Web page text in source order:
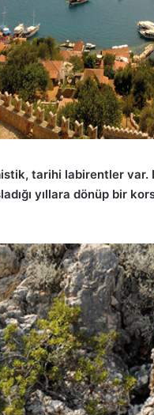
tarihi labirentler var.
yıllara dönüp bir